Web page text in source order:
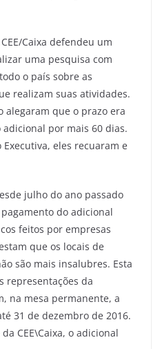
Caixa defendeu um
uma pesquisa com
o país sobre as
realizam suas atividades.
alegaram que o prazo era
por mais 60 dias.
eles recuaram e
julho do ano passado
do adicional
feitos por empresas
que os locais de
são mais insalubres. Esta
representações da
na mesa permanente, a
31 de dezembro de 2016.
CEE\Caixa, o adicional